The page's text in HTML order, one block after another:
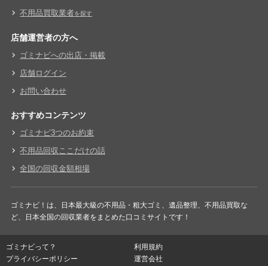
不用品買取業者を探す
店舗運営者の方へ
ゴミナビへの出店・掲載
店舗ログイン
お問い合わせ
おすすめコンテンツ
ゴミナビ3つのお約束
不用品回収ここだけの話
全国の回収金額相場
ゴミナビ！は、日本最大級の不用品・粗大ゴミ、遺品整理、不用品買取な
ど、日本全国の回収業者をまとめた口コミサイトです！
ゴミナビって？
利用規約
プライバシーポリシー
運営会社